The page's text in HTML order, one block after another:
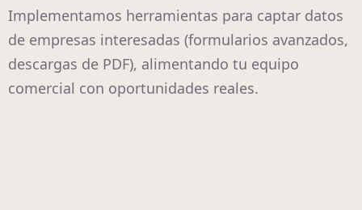
Implementamos herramientas para captar datos
de empresas interesadas (formularios avanzados,
descargas de PDF), alimentando tu equipo
comercial con oportunidades reales.